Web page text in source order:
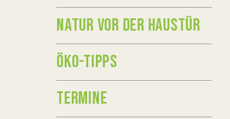
NATUR VOR DER HAUSTÜR
ÖKO-TIPPS
TERMINE